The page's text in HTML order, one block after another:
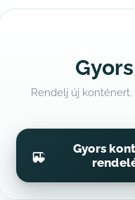
Rendelj új
Gyors